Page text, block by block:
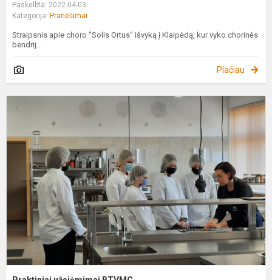
Paskelbta: 2022-04-03
Kategorija: Pranešimai
Straipsnis apie choro "Solis Ortus" išvyką į Klaipėdą, kur vyko chorinės
bendrij...
Plačiau